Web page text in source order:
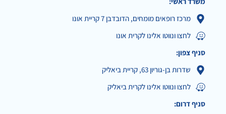
מרכז רופאים מומחים, הדובדבן 7 קריית אונו
לחצו ונווטו אלינו לקרית אונו
סניף צפון:
שדרות בן-גוריון 63, קריית ביאליק
לחצו ונווטו אלינו לקרית ביאליק
סניף דרום: